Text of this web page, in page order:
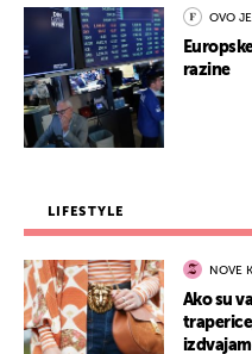
OVO
razine
LIFESTYLE
NOVE
Ako su